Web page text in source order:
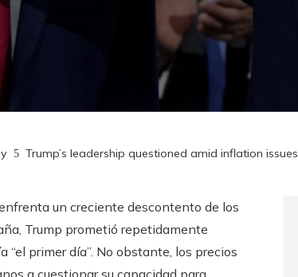
Trump’s leadership questioned amid inflation issues
un creciente descontento de los
Trump prometió repetidamente
primer día”. No obstante, los precios
a cuestionar su capacidad para